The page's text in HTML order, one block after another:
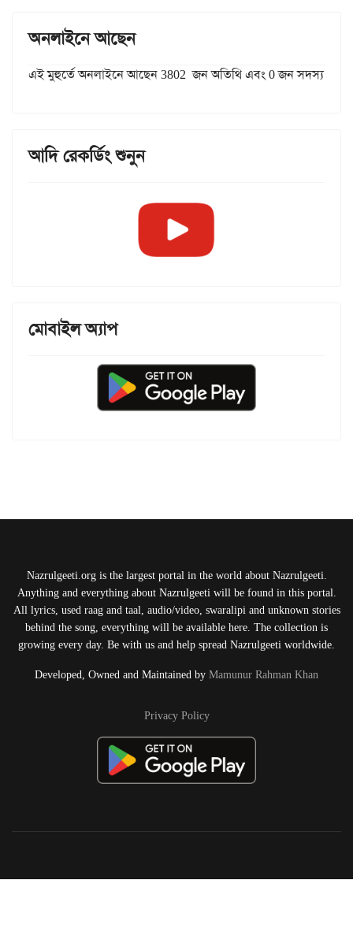
অনলাইনে আছেন
এই মুহুর্তে অনলাইনে আছেন 3802 জন অতিথি এবং 0 জন সদস্য
আদি রেকর্ডিং শুনুন
মোবাইল অ্যাপ
Nazrulgeeti.org is the largest portal in the world about Nazrulgeeti.
Anything and everything about Nazrulgeeti will be found in this portal.
All lyrics, used raag and taal, audio/video, swaralipi and unknown stories
behind the song, everything will be available here. The collection is
growing every day. Be with us and help spread Nazrulgeeti worldwide.
Developed, Owned and Maintained by Mamunur Rahman Khan
Privacy Policy